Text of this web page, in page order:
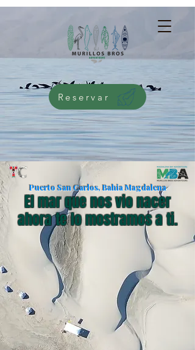
Reservar
Puerto San Carlos, Bahia Magdalena
El mar que nos vio nacer
ahora te lo mostramos a ti.